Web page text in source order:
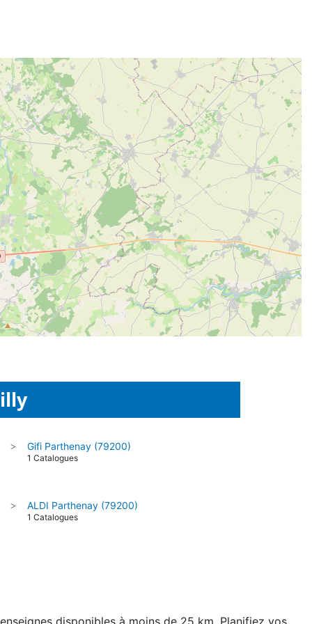
> Gifi Parthenay (79200)
1 Catalogues
> ALDI Parthenay (79200)
1 Catalogues
disponibles à moins de 25 km. Planifiez vos